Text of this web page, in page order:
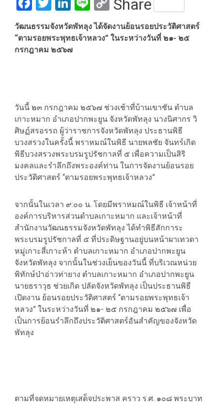
Link
Share
วัฒนธรรมจังหวัดพัทลุง ได้จัดงานย้อนรอยประวัติศาสตร์
“ตามรอยพระพุทธเจ้าหลวง” ในระหว่างวันที่ ๒๑- ๒๕
กรกฎาคม ๒๕๖๗
วันนี้ ๒๓ กรกฎาคม ๒๕๖๗ ช่วงเช้าที่บ้านเขาชัน ตำบล
เกาะหมาก อำเภอปากพะยูน จังหวัดพัทลุง นางนิศากร วิ
ศิษฏ์สรอรรถ ผู้ว่าราชการจังหวัดพัทลุง ประธานพิธี
บวงสรวงในครั้งนี้ พราหมณ์ในพิธี นายพลชัย จันทร์เกิด
พิธีบวงสรวงพระบรมรูปรัชกาลที่ ๕ เพื่อความเป็นสิริ
มงคลและรำลึกถึงพระองค์ท่าน ในการจัดงานย้อนรอย
ประวัติศาสตร์ “ตามรอยพระพุทธเจ้าหลวง”
จากนั้นในเวลา ๙:๐๐ น. โดยมีพราหมณ์ในพิธี เจ้าหน้าที่
องค์การบริหารส่วนตำบลเกาะหมาก และเจ้าหน้าที่
สำนักงานวัฒนธรรมจังหวัดพัทลุง ได้ทำพิธีสักการะ
พระบรมรูปรัชกาลที่ ๕ ที่ประดิษฐานอยู่บนหน้าผาเทวดา
หมู่เกาะสี่เกาะห้า ตำบลเกาะหมาก อำเภอปากพะยูน
จังหวัดพัทลุง จากนั้นในช่วงเย็นของวันนี้ ที่บริเวณหน่วย
พิทักษ์ป่าอ่าวท่ายาง ตำบลเกาะหมาก อำเภอปากพะยูน
นายธราวุธ ช่วยเกิด ปลัดจังหวัดพัทลุง เป็นประธานพิธี
เปิดงาน ย้อนรอยประวัติศาสตร์ “ตามรอยพระพุทธเจ้า
หลวง” ในระหว่างวันที่ ๒๑- ๒๕ กรกฎาคม ๒๕๖๗ เพื่อ
เป็นการย้อนรำลึกถึงประวัติศาสตร์อันสำคัญของจังหวัด
พัทลุง
ตามที่จดหมายเหตุเสด็จประพาส คราว ร.ศ. ๑๐๘ พระบาท